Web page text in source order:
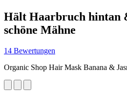
Hält Haarbruch hintan
schöne Mähne
14 Bewertungen
Organic Shop Hair Mask Banana &